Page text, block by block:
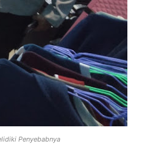
Penyebabnya